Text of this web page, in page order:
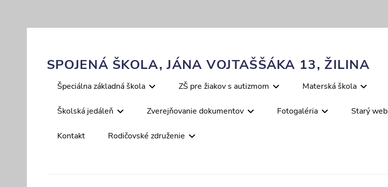
contentSPOJENÁ ŠKOLA, JÁNA VOJTAŠŠÁKA 13, ŽILINA
Primary
Špeciálna základná škola ZŠ pre žiakov s autizmom Materská škola
Školská jedáleň Zverejňovanie dokumentov Fotogaléria Starý web
Kontakt Rodičovské združenie